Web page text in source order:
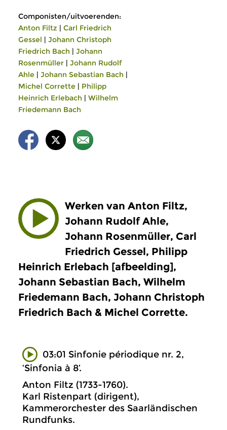
Componisten/uitvoerenden:
Anton Filtz | Carl Friedrich
Gessel | Johann Christoph
Friedrich Bach | Johann
Rosenmüller | Johann Rudolf
Ahle | Johann Sebastian Bach |
Michel Corrette | Philipp
Heinrich Erlebach | Wilhelm
Friedemann Bach
Werken van Anton Filtz,
Johann Rudolf Ahle,
Johann Rosenmüller, Carl
Friedrich Gessel, Philipp
Heinrich Erlebach [afbeelding],
Johann Sebastian Bach, Wilhelm
Friedemann Bach, Johann Christoph
Friedrich Bach & Michel Corrette.
03:01 Sinfonie périodique nr. 2,
‘Sinfonia à 8’.
Anton Filtz (1733-1760).
Karl Ristenpart (dirigent),
Kammerorchester des Saarländischen
Rundfunks.